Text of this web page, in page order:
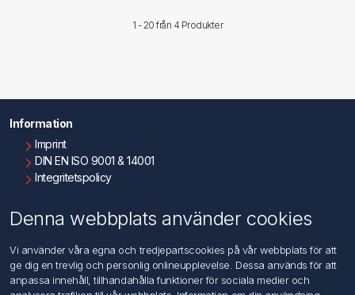
1 - 20 från 4 Produkter
Information
Imprint
DIN EN ISO 9001 & 14001
Integritetspolicy
Kontakta oss
Kundtjänst
Denna webbplats använder cookies
Vi använder våra egna och tredjepartscookies på vår webbplats för att
ge dig en trevlig och personlig onlineupplevelse. Dessa används för att
anpassa innehåll, tillhandahålla funktioner för sociala medier och